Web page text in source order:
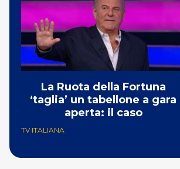
La Ruota della Fortuna
‘taglia’ un tabellone a gara
aperta: il caso
TV ITALIANA